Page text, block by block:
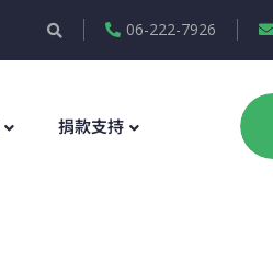
06-222-7926
捐款支持